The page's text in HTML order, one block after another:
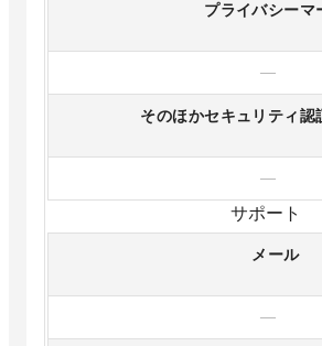
プライバシーマ
—
そのほかセキュリティ認
—
サポート
メール
—